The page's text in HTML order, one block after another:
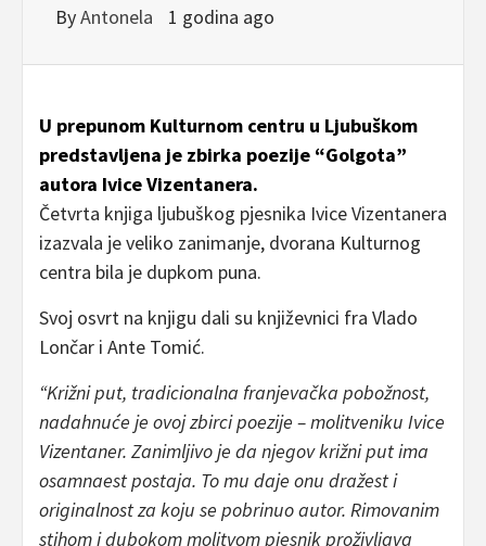
ByAntonela 1 godina ago
U prepunom Kulturnom centru u Ljubuškom
predstavljena je zbirka poezije “Golgota”
autora Ivice Vizentanera.
Četvrta knjiga ljubuškog pjesnika Ivice Vizentanera
izazvala je veliko zanimanje, dvorana Kulturnog
centra bila je dupkom puna.
Svoj osvrt na knjigu dali su književnici fra Vlado
Lončar i Ante Tomić.
“Križni put, tradicionalna franjevačka pobožnost,
nadahnuće je ovoj zbirci poezije – molitveniku Ivice
Vizentaner. Zanimljivo je da njegov križni put ima
osamnaest postaja. To mu daje onu dražest i
originalnost za koju se pobrinuo autor. Rimovanim
stihom i dubokom molitvom pjesnik proživljava